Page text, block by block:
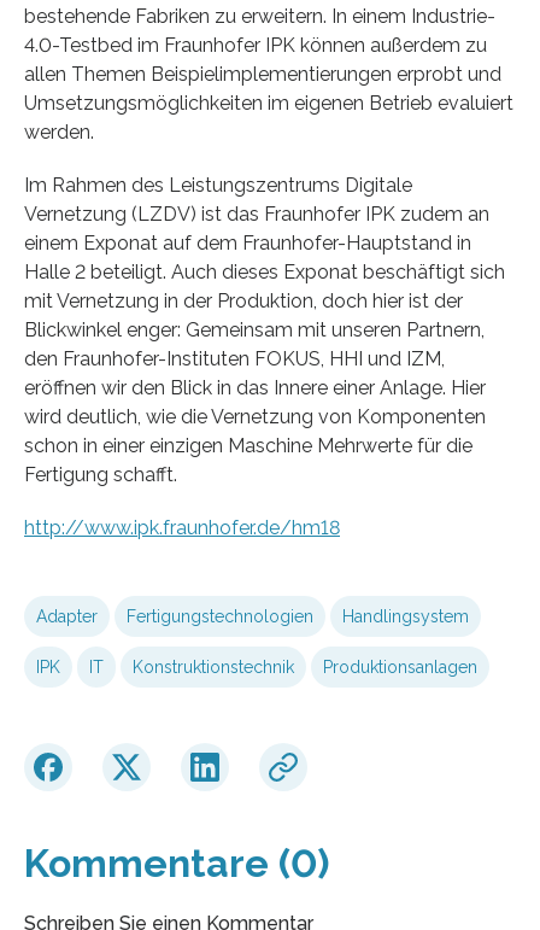
bestehende Fabriken zu erweitern. In einem Industrie-
4.0-Testbed im Fraunhofer IPK können außerdem zu
allen Themen Beispielimplementierungen erprobt und
Umsetzungsmöglichkeiten im eigenen Betrieb evaluiert
werden.
Im Rahmen des Leistungszentrums Digitale
Vernetzung (LZDV) ist das Fraunhofer IPK zudem an
einem Exponat auf dem Fraunhofer-Hauptstand in
Halle 2 beteiligt. Auch dieses Exponat beschäftigt sich
mit Vernetzung in der Produktion, doch hier ist der
Blickwinkel enger: Gemeinsam mit unseren Partnern,
den Fraunhofer-Instituten FOKUS, HHI und IZM,
eröffnen wir den Blick in das Innere einer Anlage. Hier
wird deutlich, wie die Vernetzung von Komponenten
schon in einer einzigen Maschine Mehrwerte für die
Fertigung schafft.
http://www.ipk.fraunhofer.de/hm18
Adapter Fertigungstechnologien Handlingsystem
IPK IT Konstruktionstechnik Produktionsanlagen
Kommentare (0)
Schreiben Sie einen Kommentar